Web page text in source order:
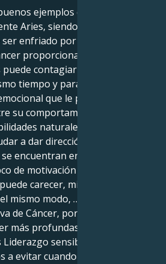
ejemplos de cómo se
Aries, siendo el fuego en
enfriado por el refugio
proporciona. La naturaleza
contagiar a Cáncer,
tiempo y para beneficio de
que le proporciona el
su comportamiento impulsivo
naturales de liderazgo
a dar dirección y un
encuentran en, junto con
de motivación muy necesaria
carecer, mientras que a
mismo modo, … donde la
de Cáncer, por así decirlo … es
más profundas conexiones
sensibles nativos de
evitar cuando sea posible.